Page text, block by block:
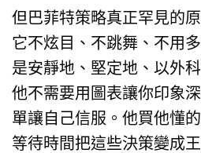
但巴菲特策略真正罕見的
它不炫目、不跳舞、不用
是安靜地、堅定地、以外
他不需要用圖表讓你印象
單讓自己信服。他買他懂
等待時間把這些決策變成王